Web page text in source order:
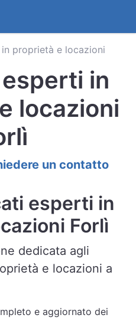
proprietà e locazioni
in
locazioni
un contatto
esperti in
Forlì
dedicata agli
e locazioni a
e aggiornato dei